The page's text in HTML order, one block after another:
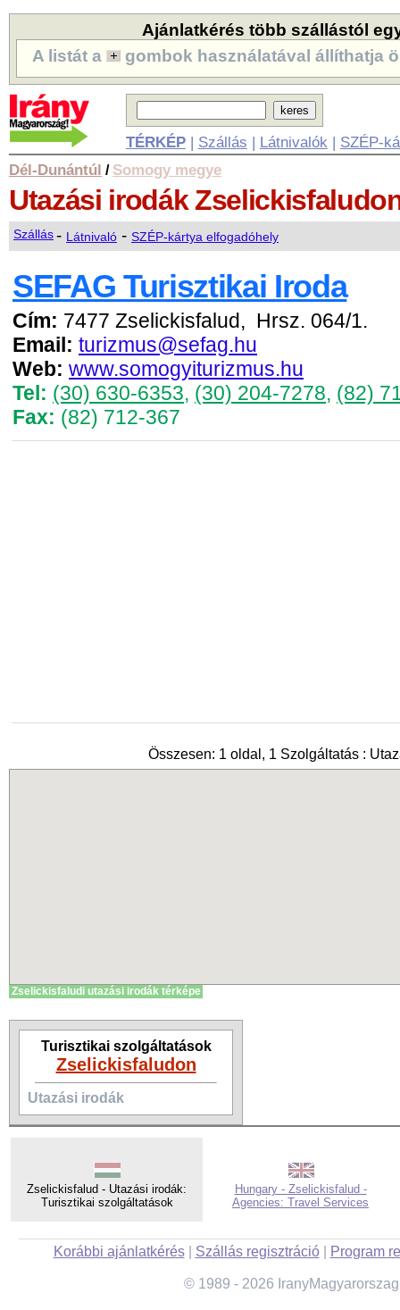
Ajánlatkérés több szállástól
A listát a
gombok használatával állíthatja
TÉRKÉP| Szállás | Látnivalók | SZÉP-
Dél-Dunántúl / Somogy megye
Utazási irodák
Szállás- Látnivaló - SZÉP-kártya elfogadóhely
SEFAG Turisztikai Iroda
Cím: 7477 Zselickisfalud, Hrsz. 064/1.
Email: turizmus@sefag.hu
Web: www.somogyiturizmus.hu
Tel: (30) 630-6353, (30) 204-7278, (82)
Fax: (82) 712-367
Összesen: 1 oldal, 1 Szolgáltatás :
Zselickisfaludi utazási irodák térképe
Turisztikai szolgáltatások
Zselickisfaludon
Utazási irodák
Zselickisfalud - Utazási irodák:
Turisztikai szolgáltatások
Hungary - Zselickisfalud -
Agencies: Travel Services
Korábbi ajánlatkérés| Szállás regisztráció| Program
© 1989 - 2026